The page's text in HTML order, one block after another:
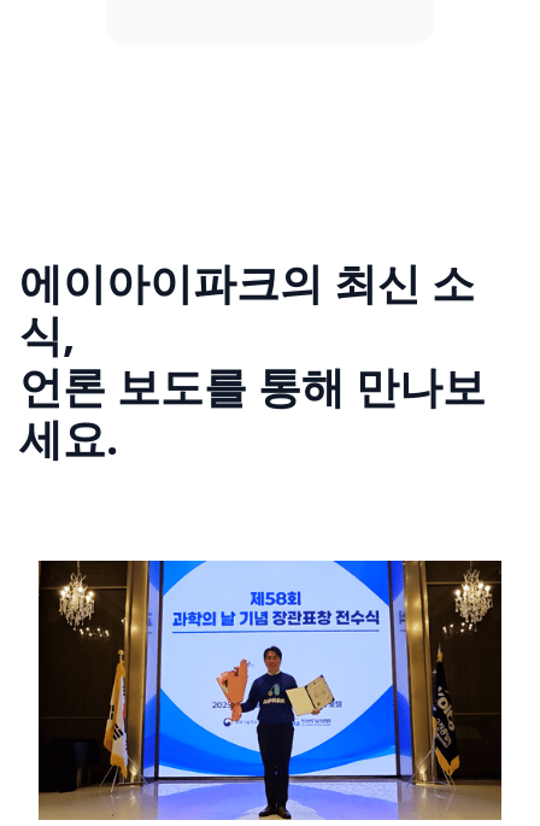
에이아이파크의 최신 소
식,
언론 보도를 통해 만나보
세요.